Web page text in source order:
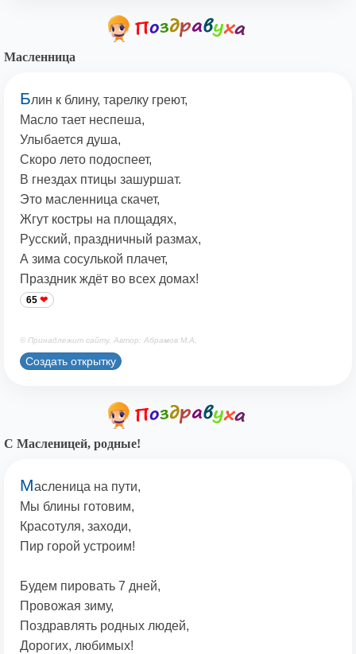
Масленница
Блин к блину, тарелку греют,
Масло тает неспеша,
Улыбается душа,
Скоро лето подоспеет,
В гнездах птицы зашуршат.
Это масленница скачет,
Жгут костры на площадях,
Русский, праздничный размах,
А зима сосулькой плачет,
Праздник ждёт во всех домах!
65
© Принадлежит сайту. Автор: Абрамов М.А.
Создать открытку
С Масленицей, родные!
Масленица на пути,
Мы блины готовим,
Красотуля, заходи,
Пир горой устроим!
Будем пировать 7 дней,
Провожая зиму,
Поздравлять родных людей,
Дорогих, любимых!